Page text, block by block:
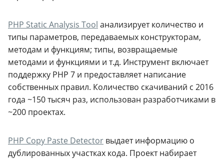
PHP Static Analysis Tool анализирует количество и
типы параметров, передаваемых конструкторам,
методам и функциям; типы, возвращаемые
методами и функциями и т.д. Инструмент включает
поддержку PHP 7 и предоставляет написание
собственных правил. Количество скачиваний с 2016
года ~150 тысяч раз, использован разработчиками в
~200 проектах.
PHP Copy Paste Detector выдает информацию о
дублированных участках кода. Проект набирает